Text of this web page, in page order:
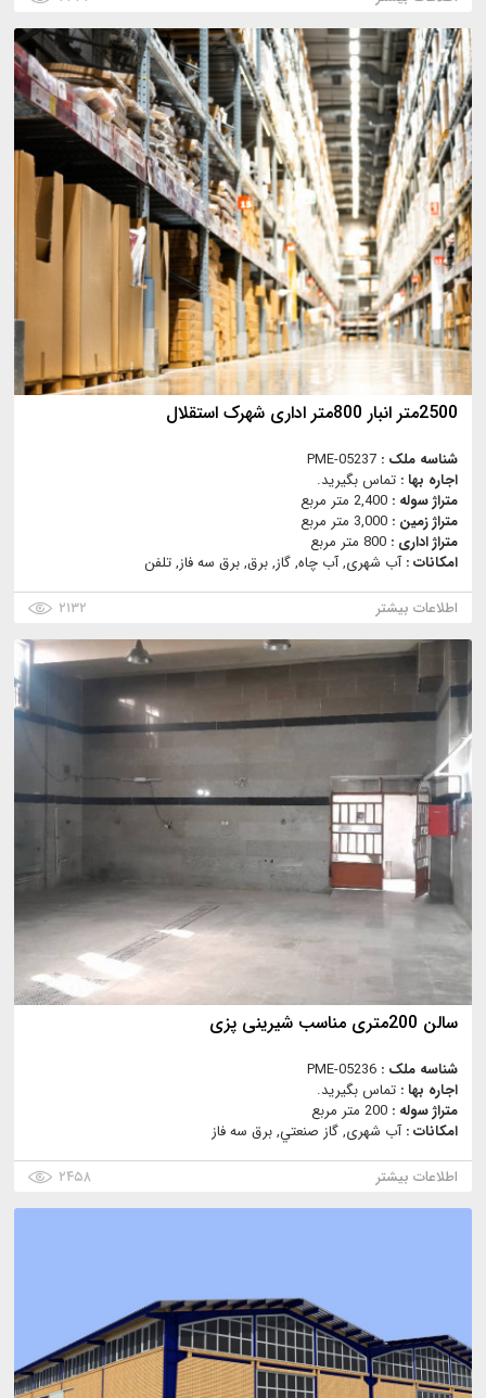
2500متر انبار 800متر اداری شهرک استقلال
شناسه ملک : PME-05237
اجاره بها : تماس بگیرید.
متراژ سوله : 2,400 متر مربع
متراژ زمین : 3,000 متر مربع
متراژ اداری : 800 متر مربع
امکانات :آب شهری, آب چاه, گاز, برق, برق سه فاز, تلفن
اطلاعات بیشتر
۲۱۳۲
سالن 200متری مناسب شیرینی پزی
شناسه ملک : PME-05236
اجاره بها : تماس بگیرید.
متراژ سوله : 200 متر مربع
امکانات :آب شهری, گاز صنعتي, برق سه فاز
اطلاعات بیشتر
۲۴۵۸